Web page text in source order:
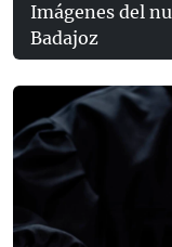
Imágenes del
Badajoz